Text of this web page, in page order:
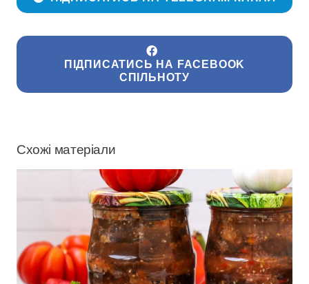
ПІДПИСАТИСЬ НА FACEBOOK
СПІЛЬНОТУ
Схожі матеріали